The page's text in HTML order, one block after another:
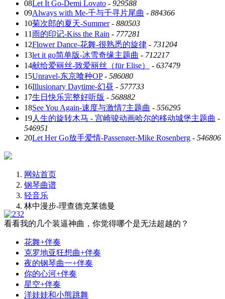
08Let It Go-Demi Lovato - 929588
09Always with Me-千与千寻片尾曲 - 884366
10菊次郎的夏天-Summer- 880503
11雨的印记-Kiss the Rain - 777281
12Flower Dance-花舞-很熟悉的旋律 - 731204
13let it go简单版-冰雪奇缘主题曲 - 712217
14献给爱丽丝-致爱丽丝（für Elise） - 637479
15Unravel-东京喰种OP- 586080
16Illusionary Daytime-幻昼 - 577733
17生日快乐完整好听版 - 568882
18See You Again-速度与激情7主题曲 - 556295
19人生的旋转木马 - 宫崎骏动画哈尔的移动城堡主题曲 -
546951
20Let Her Go放手爱情-Passenger-Mike Rosenberg - 546806
网站首页
钢琴曲谱
轻音乐
林中漫步-理查德克莱德曼
看看我的几个装逼神曲，你觉得哪个是无法超越的？
花舞+伴奏
克罗地亚狂想曲+伴奏
夜的钢琴曲一+伴奏
你的心河+伴奏
星空+伴奏
洋娃娃和小熊跳舞